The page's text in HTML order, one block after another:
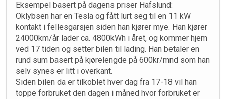
Eksempel basert på dagens priser Hafslund:
Oklybsen har en Tesla og fått lurt seg til en 11 kW
kontakt i fellesgarsjen siden han kjører mye. Han kjører
24000km/år lader ca. 4800kWh i året, og kommer hjem
ved 17 tiden og setter bilen til lading. Han betaler en
rund sum basert på kjørelengde på 600kr/mnd som han
selv synes er litt i overkant.
Siden bilen da er tilkoblet hver dag fra 17-18 vil han
toppe forbruket den dagen i måned hvor forbruket er